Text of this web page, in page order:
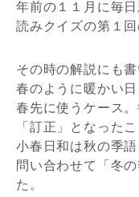
年前の１１月に毎
読みクイズの第１回
その時の解説にも
春のように暖かい
春先に使うケース
「訂正」となった
小春日和は秋の季
問い合わせて「冬
た。